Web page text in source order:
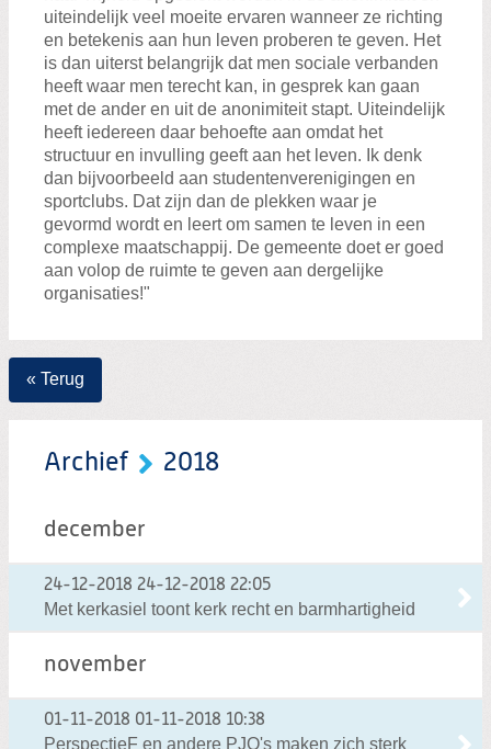
uiteindelijk veel moeite ervaren wanneer ze richting
en betekenis aan hun leven proberen te geven. Het
is dan uiterst belangrijk dat men sociale verbanden
heeft waar men terecht kan, in gesprek kan gaan
met de ander en uit de anonimiteit stapt. Uiteindelijk
heeft iedereen daar behoefte aan omdat het
structuur en invulling geeft aan het leven. Ik denk
dan bijvoorbeeld aan studentenverenigingen en
sportclubs. Dat zijn dan de plekken waar je
gevormd wordt en leert om samen te leven in een
complexe maatschappij. De gemeente doet er goed
aan volop de ruimte te geven aan dergelijke
organisaties!"
« Terug
Archief 2018
december
24-12-2018 24-12-2018 22:05
Met kerkasiel toont kerk recht en barmhartigheid
november
01-11-2018 01-11-2018 10:38
PerspectieF en andere PJO's maken zich sterk